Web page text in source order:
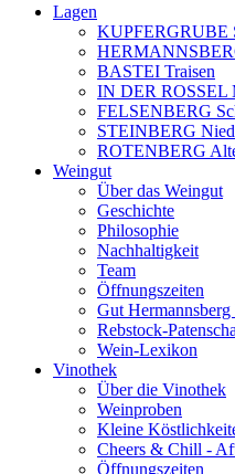
Lagen
KUPFERGRUBE
BASTEI Traisen
IN DER ROSSEL
FELSENBERG
STEINBERG
ROTENBERG
Weingut
Über das Weingut
Geschichte
Philosophie
Nachhaltigkeit
Team
Öffnungszeiten
Gut
Rebstock-
Wein-Lexikon
Vinothek
Über die Vinothek
Weinproben
Kleine
Cheers & Chill -
Öffnungszeiten